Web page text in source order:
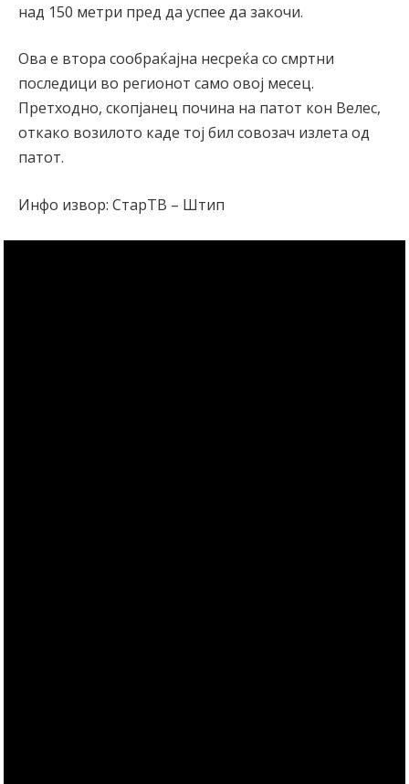
над 150 метри пред да успее да закочи.
Ова е втора сообраќајна несреќа со смртни
последици во регионот само овој месец.
Претходно, скопјанец почина на патот кон Велес,
откако возилото каде тој бил совозач излета од
патот.
Инфо извор: СтарТВ – Штип